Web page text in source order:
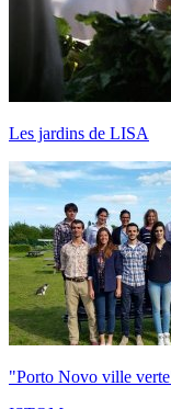
Les jardins de LISA
"Porto Novo ville